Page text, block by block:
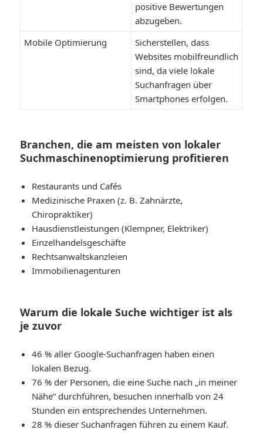
positive Bewertungen
abzugeben.
Mobile Optimierung
Sicherstellen, dass
Websites mobilfreundlich
sind, da viele lokale
Suchanfragen über
Smartphones erfolgen.
Branchen, die am meisten von lokaler
Suchmaschinenoptimierung profitieren
Restaurants und Cafés
Medizinische Praxen (z. B. Zahnärzte,
Chiropraktiker)
Hausdienstleistungen (Klempner, Elektriker)
Einzelhandelsgeschäfte
Rechtsanwaltskanzleien
Immobilienagenturen
Warum die lokale Suche wichtiger ist als
je zuvor
46 % aller Google-Suchanfragen haben einen
lokalen Bezug.
76 % der Personen, die eine Suche nach „in meiner
Nähe“ durchführen, besuchen innerhalb von 24
Stunden ein entsprechendes Unternehmen.
28 % dieser Suchanfragen führen zu einem Kauf.